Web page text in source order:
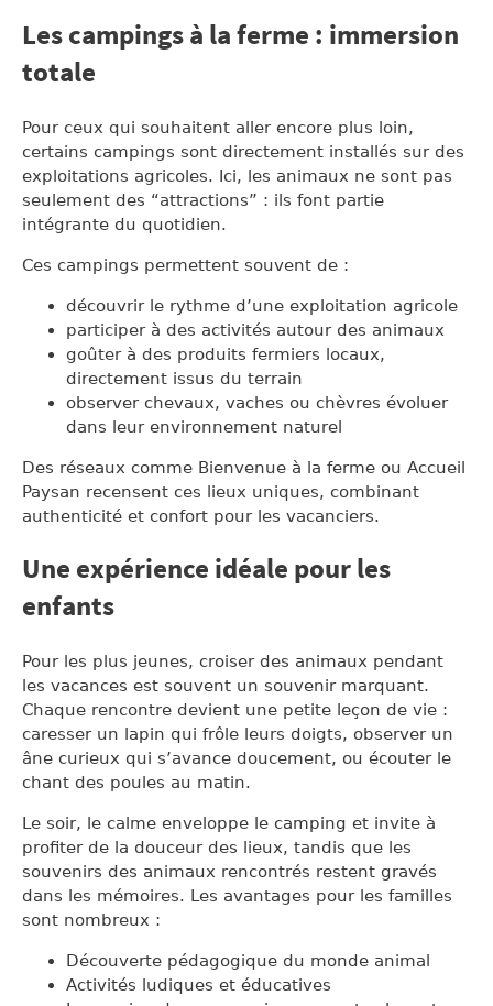
Les campings à la ferme : immersion
totale
Pour ceux qui souhaitent aller encore plus loin,
certains campings sont directement installés sur des
exploitations agricoles. Ici, les animaux ne sont pas
seulement des “attractions” : ils font partie
intégrante du quotidien.
Ces campings permettent souvent de :
découvrir le rythme d’une exploitation agricole
participer à des activités autour des animaux
goûter à des produits fermiers locaux,
directement issus du terrain
observer chevaux, vaches ou chèvres évoluer
dans leur environnement naturel
Des réseaux comme Bienvenue à la ferme ou Accueil
Paysan recensent ces lieux uniques, combinant
authenticité et confort pour les vacanciers.
Une expérience idéale pour les
enfants
Pour les plus jeunes, croiser des animaux pendant
les vacances est souvent un souvenir marquant.
Chaque rencontre devient une petite leçon de vie :
caresser un lapin qui frôle leurs doigts, observer un
âne curieux qui s’avance doucement, ou écouter le
chant des poules au matin.
Le soir, le calme enveloppe le camping et invite à
profiter de la douceur des lieux, tandis que les
souvenirs des animaux rencontrés restent gravés
dans les mémoires. Les avantages pour les familles
sont nombreux :
Découverte pédagogique du monde animal
Activités ludiques et éducatives